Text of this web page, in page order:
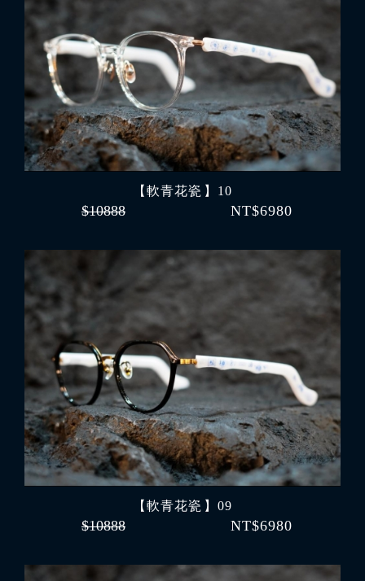
【軟青花瓷 】10
$10888 NT$6980
【軟青花瓷 】09
$10888 NT$6980